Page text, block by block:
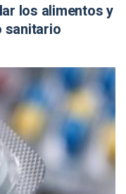
los alimentos y
sanitario